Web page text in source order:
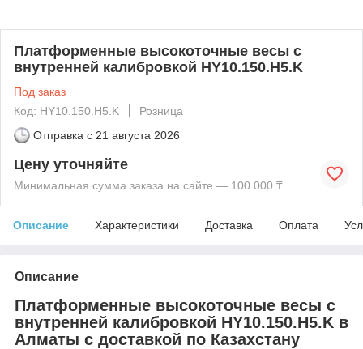
Платформенные высокоточные весы с
внутренней калибровкой HY10.150.H5.K
Под заказ
Код: HY10.150.H5.K
Розница
Отправка с 21 августа 2026
Цену уточняйте
Минимальная сумма заказа на сайте — 100 000 ₸
Описание Характеристики Доставка Оплата
Описание
Платформенные высокоточные весы с
внутренней калибровкой HY10.150.H5.K в
Алматы с доставкой по Казахстану